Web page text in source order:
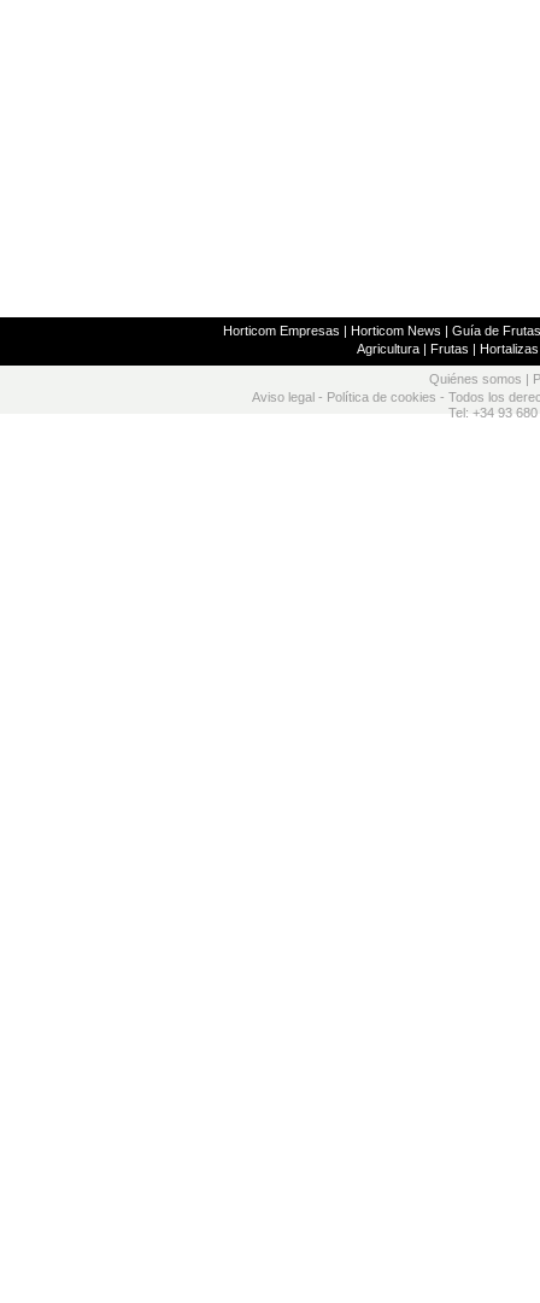
Horticom Empresas | Horticom News | Guía de
Agricultura| Frutas | Hortalizas
Quiénes somos
Aviso legal - Política de cookies - Todos los
Tel: +34 93